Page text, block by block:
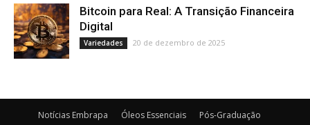
Bitcoin para Real: A Transição Financeira
Digital
Variedades 20 de dezembro de 2025
Notícias Embrapa Óleos Essenciais
Pós-Graduação